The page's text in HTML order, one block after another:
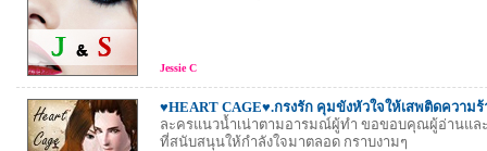
Jessie C
♥HEART CAGE♥.กรงรัก คุมขังหัวใจให้เสพติดความร้
ละครแนวน้ำเน่าตามอารมณ์ผู้ทำ ขอขอบคุณผู้อ่านแ
ที่สนับสนุนให้กำลังใจมาตลอด กราบงามๆ